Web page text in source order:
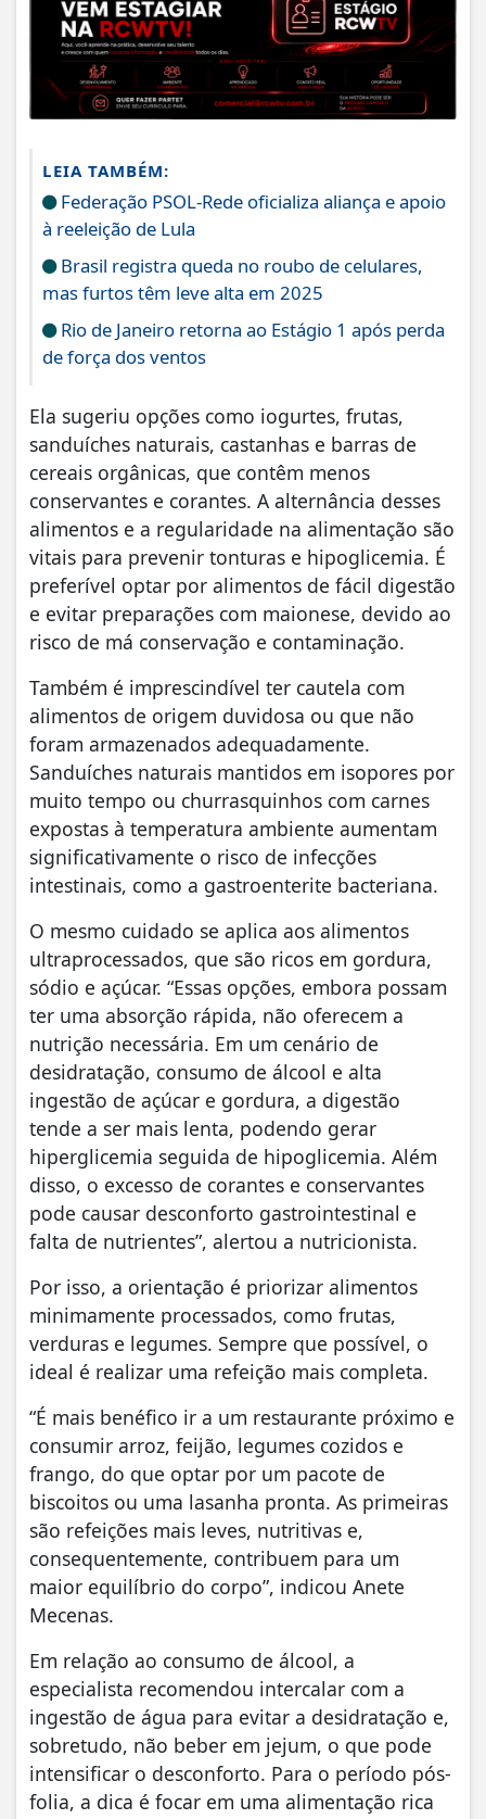
LEIA TAMBÉM:
Federação PSOL-Rede oficializa aliança e apoio
à reeleição de Lula
Brasil registra queda no roubo de celulares,
mas furtos têm leve alta em 2025
Rio de Janeiro retorna ao Estágio 1 após perda
de força dos ventos
Ela sugeriu opções como iogurtes, frutas,
sanduíches naturais, castanhas e barras de
cereais orgânicas, que contêm menos
conservantes e corantes. A alternância desses
alimentos e a regularidade na alimentação são
vitais para prevenir tonturas e hipoglicemia. É
preferível optar por alimentos de fácil digestão
e evitar preparações com maionese, devido ao
risco de má conservação e contaminação.
Também é imprescindível ter cautela com
alimentos de origem duvidosa ou que não
foram armazenados adequadamente.
Sanduíches naturais mantidos em isopores por
muito tempo ou churrasquinhos com carnes
expostas à temperatura ambiente aumentam
significativamente o risco de infecções
intestinais, como a gastroenterite bacteriana.
O mesmo cuidado se aplica aos alimentos
ultraprocessados, que são ricos em gordura,
sódio e açúcar. “Essas opções, embora possam
ter uma absorção rápida, não oferecem a
nutrição necessária. Em um cenário de
desidratação, consumo de álcool e alta
ingestão de açúcar e gordura, a digestão
tende a ser mais lenta, podendo gerar
hiperglicemia seguida de hipoglicemia. Além
disso, o excesso de corantes e conservantes
pode causar desconforto gastrointestinal e
falta de nutrientes”, alertou a nutricionista.
Por isso, a orientação é priorizar alimentos
minimamente processados, como frutas,
verduras e legumes. Sempre que possível, o
ideal é realizar uma refeição mais completa.
“É mais benéfico ir a um restaurante próximo e
consumir arroz, feijão, legumes cozidos e
frango, do que optar por um pacote de
biscoitos ou uma lasanha pronta. As primeiras
são refeições mais leves, nutritivas e,
consequentemente, contribuem para um
maior equilíbrio do corpo”, indicou Anete
Mecenas.
Em relação ao consumo de álcool, a
especialista recomendou intercalar com a
ingestão de água para evitar a desidratação e,
sobretudo, não beber em jejum, o que pode
intensificar o desconforto. Para o período pós-
folia, a dica é focar em uma alimentação rica